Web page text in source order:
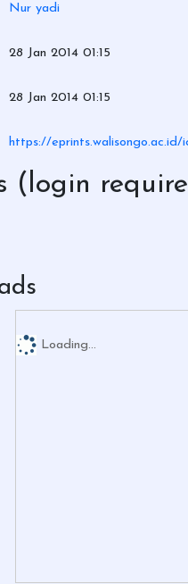
Nur yadi
28 Jan 2014 01:15
28 Jan 2014 01:15
https://eprints.walisongo.ac.id/
(login
Loading...